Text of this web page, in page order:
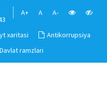
A+ A A-
xaritasi
Antikorrupsiya
Davlat ramzlari